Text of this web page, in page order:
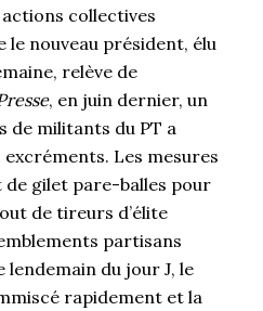
collectives
le nouveau président, élu
relève de
, en juin dernier, un
de militants du PT a
excréments. Les mesures
gilet pare-balles pour
de tireurs d’élite
partisans
du jour J, le
rapidement et la